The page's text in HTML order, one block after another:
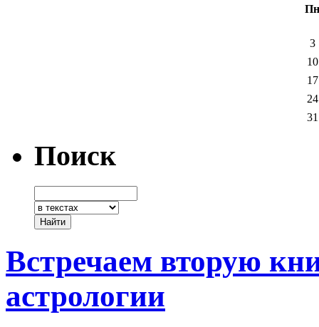
3
10
17
24
31
Поиск
Встречаем вторую
астрологии